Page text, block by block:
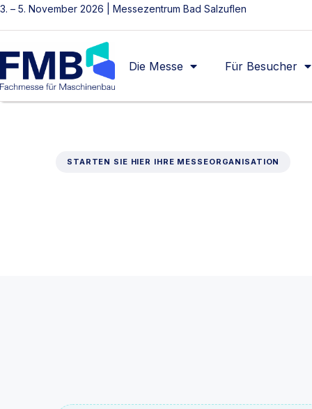
3. – 5. November 2026 | Messezentrum Bad Salzuflen
Die Messe Für Besucher
STARTEN SIE HIER IHRE MESSEORGANISATION